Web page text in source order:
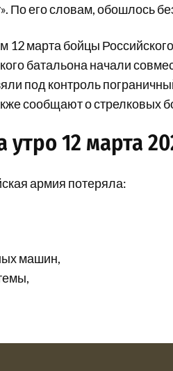
По его словам, обошлось
12 марта бойцы
батальона начали
под контроль
сообщают о стрелковых
утро 12 марта
армия потеряла:
машин,